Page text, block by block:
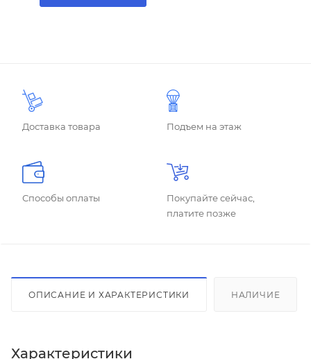
Доставка товара Подъем на этаж
Способы оплаты
Покупайте сейчас,
платите позже
ОПИСАНИЕ И ХАРАКТЕРИСТИКИ НАЛИЧИЕ
Характеристики